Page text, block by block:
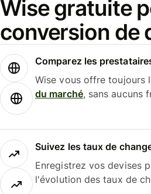
Wise gratuite
conversion de
Comparez les
Wise vous offre toujours
du marché, sans aucuns
Suivez les taux de
Enregistrez vos devises
l'évolution des taux de